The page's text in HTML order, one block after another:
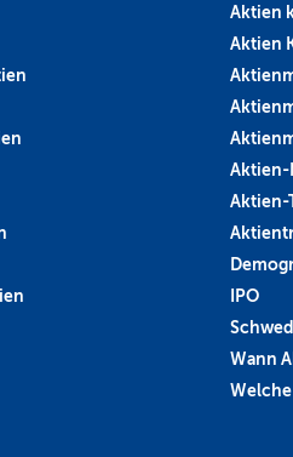
Aktien
Aktien
Aktien-
Aktien-
IPO
Wann